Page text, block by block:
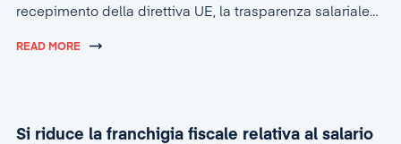
recepimento della direttiva UE, la trasparenza salariale
delle risorse umane.
READ MORE
Si riduce la franchigia fiscale relativa al salario